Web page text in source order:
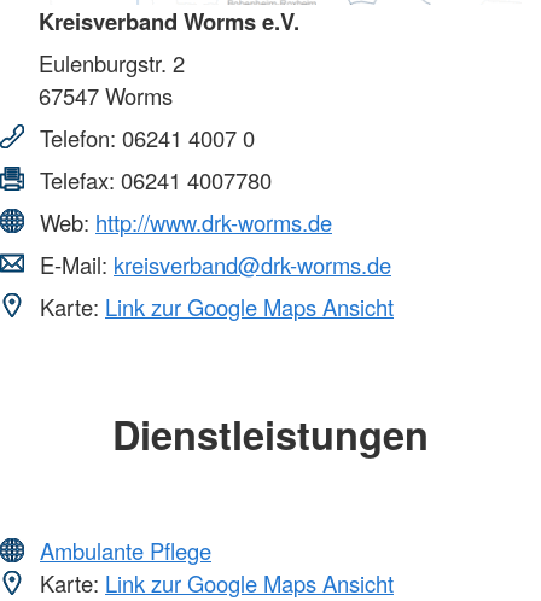
Kreisverband Worms e.V.
Eulenburgstr. 2
67547Worms
Telefon: 06241 4007 0
Telefax: 06241 4007780
Web: http://www.drk-worms.de
E-Mail: kreisverband@drk-worms.de
Karte: Link zur Google Maps Ansicht
Dienstleistungen
Ambulante Pflege
Karte: Link zur Google Maps Ansicht